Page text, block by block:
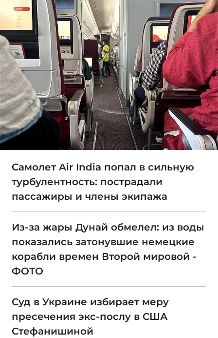
Самолет Air India попал в сильную
турбулентность: пострадали
пассажиры и члены экипажа
Из-за жары Дунай обмелел: из воды
показались затонувшие немецкие
корабли времен Второй мировой -
ФОТО
Суд в Украине избирает меру
пресечения экс-послу в США
Стефанишиной